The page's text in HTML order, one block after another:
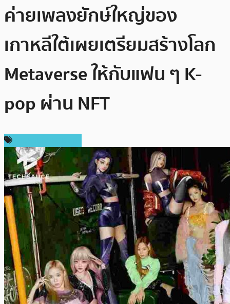
ค่ายเพลงยักษ์ใหญ่ของ
เกาหลีใต้เผยเตรียมสร้างโลก
Metaverse ให้กับแฟน ๆ K-
pop ผ่าน NFT